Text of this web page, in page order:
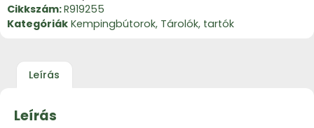
Cikkszám:R919255
Kategóriák Kempingbútorok, Tárolók, tartók
Leírás
Leírás